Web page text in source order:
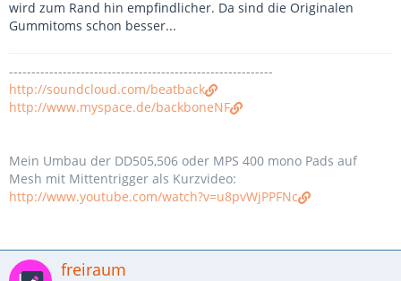
wird zum Rand hin empfindlicher. Da sind die Originalen
Gummitoms schon besser...
-----------------------------------------------------------
http://soundcloud.com/beatback
http://www.myspace.de/backboneNF
Mein Umbau der DD505,506 oder MPS 400 mono Pads auf
Mesh mit Mittentrigger als Kurzvideo:
http://www.youtube.com/watch?v=u8pvWjPPFNc
freiraum